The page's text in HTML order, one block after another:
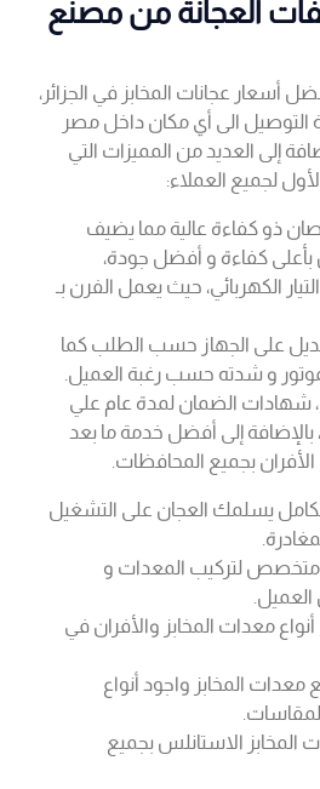
العجانة من مصنع
عجانات المخابز في الجزائر،
التوصيل الى أي مكان داخل مصر
إلى العديد من المميزات التي
لجميع العملاء:
يتميز بـ موتور 2 حصان ذو كفاءة عالية مما يضيف
بأعلى كفاءة و أفضل جودة،
الكهربائي، حيث يعمل الفرن بـ
على الجهاز حسب الطلب كما
و شدته حسب رغبة العميل.
شهادات الضمان لمدة عام علي
بالإضافة إلى أفضل خدمة ما بعد
الأفران بجميع المحافظات.
يسلمك العجان على التشغيل
لتركيب المعدات و
معدات المخابز والأفران في
المخابز واجود أنواع
المخابز الاستانلس بجميع